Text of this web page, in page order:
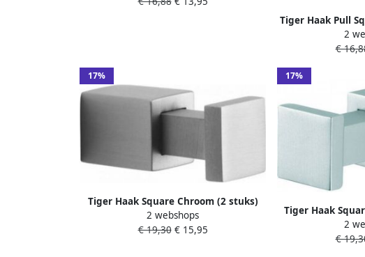
Tiger Haak Pull
2
€
17%
Tiger Haak Square Chroom (2 stuks)
4.1x1.6x1.6cm 103930341
2 webshops
€ 19,30€ 15,95
17%
Tiger Haak
stuks)
2
€